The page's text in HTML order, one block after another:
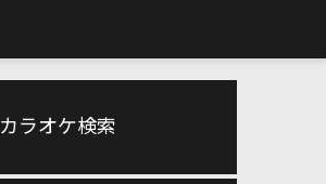
カラオケ検索